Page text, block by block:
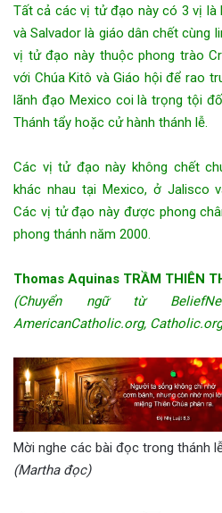
Tất cả các vị tử đạo này có 3 vị là
và Salvador là giáo dân chết cùng
vị tử đạo này thuộc phong trào
với Chúa Kitô và Giáo hội để rao
lãnh đạo Mexico coi là trọng tội
Thánh tẩy hoặc cử hành thánh lễ.
Các vị tử đạo này không chết
khác nhau tại Mexico, ở Jalisco
Các vị tử đạo này được phong
phong thánh năm 2000.
Thomas Aquinas TRẦM THIÊN
(Chuyển ngữ từ
AmericanCatholic.org,
Mời nghe các bài đọc trong thánh
(Martha đọc)